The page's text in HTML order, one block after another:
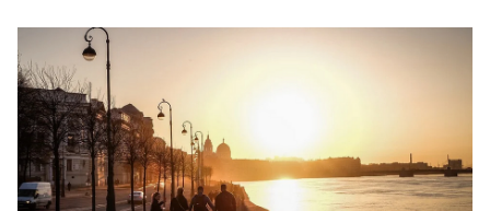
Книги
Выставки
Пресс-
релизы
О
Metro